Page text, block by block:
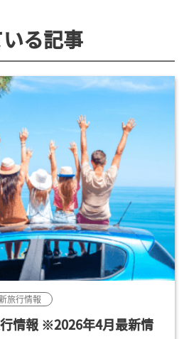
る記事
旅行情報
情報 ※2026年4月最新情